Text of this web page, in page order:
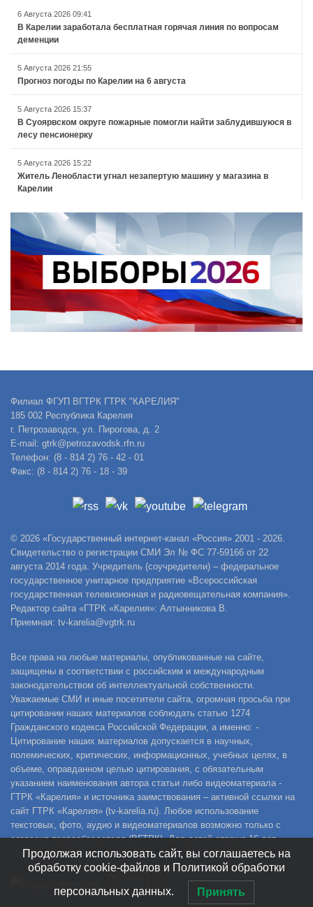
6 Августа 2026 09:41
В Карелии заработала бесплатная горячая линия по вопросам
деменции
5 Августа 2026 21:55
Прогноз погоды по Карелии на 6 августа
5 Августа 2026 15:37
В Суоярвском округе пожарные помогли найти заблудившуюся в
лесу пенсионерку
5 Августа 2026 15:22
Житель Ленобласти угнал незапертую машину у магазина в
Карелии
Филиал ФГУП ВГТРК ГТРК "КАРЕЛИЯ"
185 002 Республика Карелия
г. Петрозаводск, ул. Пирогова, д. 2
E-mail: gtrk@petrozavodsk.rfn.ru
Телефон: (8 - 814 2) 76 - 42 - 01
Факс: (8 - 814 2) 76 - 18 - 39
© 2026 «Государственный интернет-канал «Россия» 2001 - 2026.
Свидетельство о регистрации СМИ Эл № ФС 77-59166 от 22
августа 2014 года. Учредитель (соучредители) – федеральное
государственное унитарное предприятие «Всероссийская
государственная телевизионная и радиовещательная компания».
Редактор сайта «ГТРК «Карелия»: Алтынникова В.
Приемная: tv-karelia@vgtrk.ru
Все права на любые материалы, опубликованные на сайте,
защищены в соответствии с российским и международным
законодательством об интеллектуальной собственности.
Уважаемые СМИ и иные посетители сайта, огромная просьба при
цитировании наших материалов соблюдать статью 1274
Гражданского кодекса Российской Федерации, а именно: -
Цитирование наших материалов допускается в научных,
полемических, критических, информационных, учебных целях, в
объеме, оправданном целью цитирования, с обязательным
указанием наименования автора статьи либо видеоматериала -
ГТРК «Карелия» и источника заимствования – активной ссылки на
сайт ГТРК «Карелия» (tv-karelia.ru). Любое использование
текстовых, фото, аудио и видеоматериалов возможно только с
согласия правообладателя (ВГТРК). Для детей старше 16 лет.
Продолжая использовать сайт, вы соглашаетесь на
обработку cookie-файлов и Политикой обработки
персональных данных. Принять